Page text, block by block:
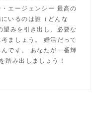
エージェンシー 最高の
いるのは誰（どんな
望みを引き出し、必要な
ましょう。 婚活だって
です。 あなたが一番輝
踏み出しましょう！